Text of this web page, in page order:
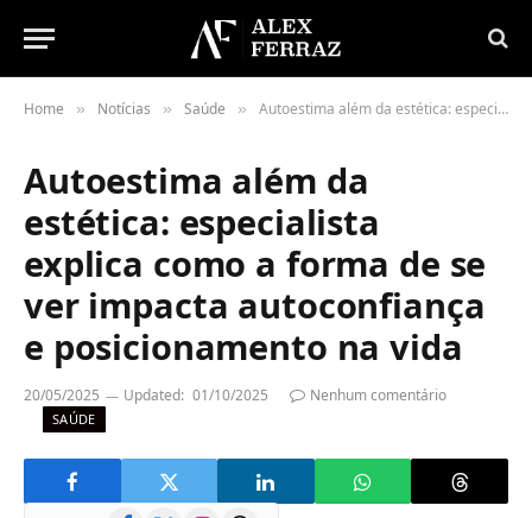
Home » Notícias » Saúde » Autoestima além da estética: especialista explica como a forma de se ver impacta autoconfiança e posicionamento na vida
Autoestima além da
estética: especialista
explica como a forma de se
ver impacta autoconfiança
e posicionamento na vida
20/05/2025 Updated: 01/10/2025 Nenhum comentário
SAÚDE